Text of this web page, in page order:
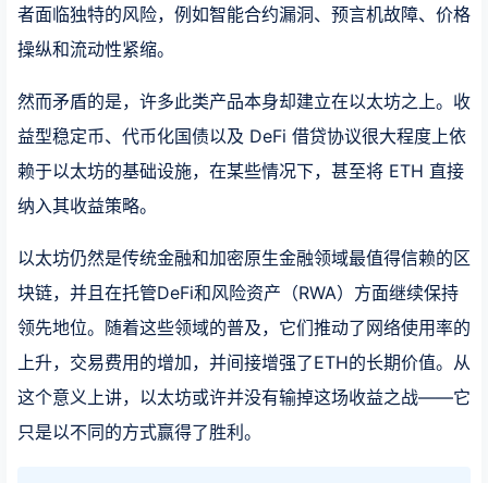
者面临独特的风险，例如智能合约漏洞、预言机故障、价格
操纵和流动性紧缩。
然而矛盾的是，许多此类产品本身却建立在以太坊之上。收
益型稳定币、代币化国债以及 DeFi 借贷协议很大程度上依
赖于以太坊的基础设施，在某些情况下，甚至将 ETH 直接
纳入其收益策略。
以太坊仍然是传统金融和加密原生金融领域最值得信赖的区
块链，并且在托管DeFi和风险资产（RWA）方面继续保持
领先地位。随着这些领域的普及，它们推动了网络使用率的
上升，交易费用的增加，并间接增强了ETH的长期价值。从
这个意义上讲，以太坊或许并没有输掉这场收益之战——它
只是以不同的方式赢得了胜利。